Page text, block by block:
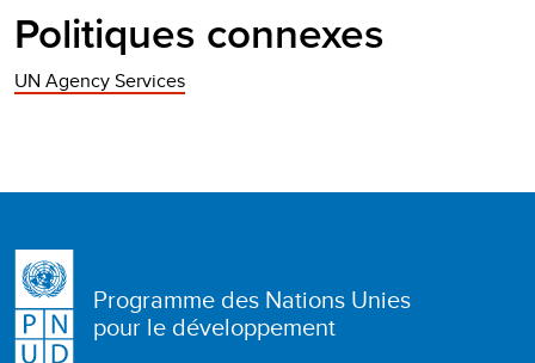
Politiques connexes
UN Agency Services
Programme des Nations Unies
pour le développement